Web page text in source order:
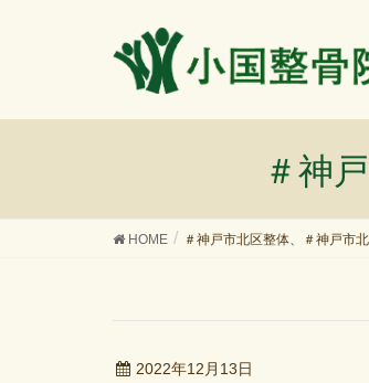
＃神
HOME ＃神戸市北区整体、＃神戸市
2022年12月13日